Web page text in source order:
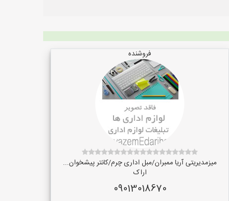
فروشنده
میزمدیریتی آریا ممبران/مبل اداری چرم/کانتر پیشخوان...
اراک
09013018670